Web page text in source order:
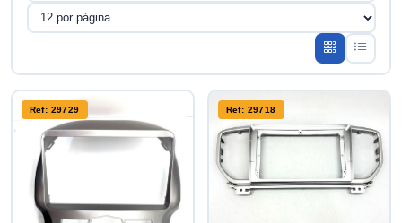
Ref: 29729 Ref: 29718